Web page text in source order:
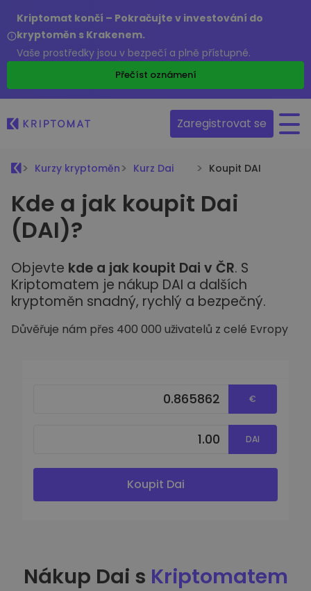
Kriptomat končí – Pokračujte v investování do
kryptoměn s Krakenem.
Vaše prostředky jsou v bezpečí a plně přístupné.
Přečíst oznámení
Zaregistrovat se
Kurzy kryptoměn Kurz Dai Koupit DAI
Kde a jak koupit Dai
(DAI)?
Objevte kde a jak koupit Dai v ČR. S
Kriptomatem je nákup DAI a dalších
kryptoměn snadný, rychlý a bezpečný.
Důvěřuje nám přes 400 000 uživatelů z celé Evropy
€
DAI
Koupit Dai
Nákup Dai s Kriptomatem